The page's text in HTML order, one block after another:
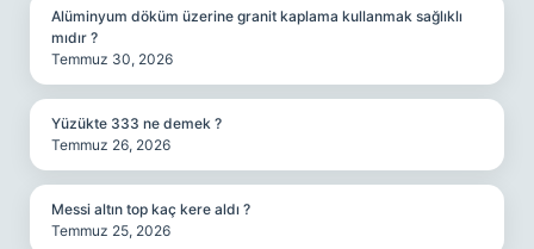
Alüminyum döküm üzerine granit kaplama kullanmak sağlıklı
mıdır ?
Temmuz 30, 2026
Yüzükte 333 ne demek ?
Temmuz 26, 2026
Messi altın top kaç kere aldı ?
Temmuz 25, 2026